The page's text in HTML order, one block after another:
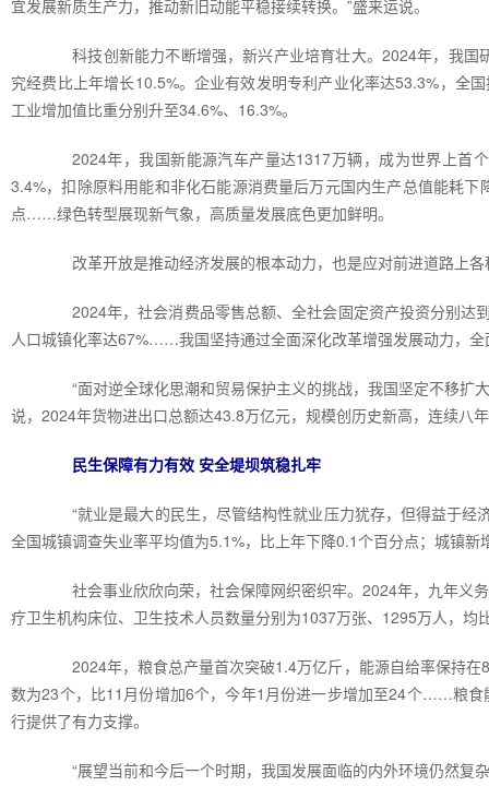
宜发展新质生产力，推动新旧动能平稳接续转换。”盛来运说。
科技创新能力不断增强，新兴产业培育壮大。2024年，我国
究经费比上年增长10.5%。企业有效发明专利产业化率达53.3%，全
工业增加值比重分别升至34.6%、16.3%。
2024年，我国新能源汽车产量达1317万辆，成为世界上首
3.4%，扣除原料用能和非化石能源消费量后万元国内生产总值能耗
点……绿色转型展现新气象，高质量发展底色更加鲜明。
改革开放是推动经济发展的根本动力，也是应对前进道路上各
2024年，社会消费品零售总额、全社会固定资产投资分别达
人口城镇化率达67%……我国坚持通过全面深化改革增强发展动力，全
“面对逆全球化思潮和贸易保护主义的挑战，我国坚定不移扩
说，2024年货物进出口总额达43.8万亿元，规模创历史新高，连续八
民生保障有力有效 安全堤坝筑稳扎牢
“就业是最大的民生，尽管结构性就业压力犹存，但得益于经
全国城镇调查失业率平均值为5.1%，比上年下降0.1个百分点；城镇
社会事业欣欣向荣，社会保障网织密织牢。2024年，九年义
疗卫生机构床位、卫生技术人员数量分别为1037万张、1295万人，
2024年，粮食总产量首次突破1.4万亿斤，能源自给率保持在
数为23个，比11月份增加6个，今年1月份进一步增加至24个……粮
行提供了有力支撑。
“展望当前和今后一个时期，我国发展面临的内外环境仍然复